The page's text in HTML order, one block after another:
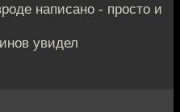
написано - просто и
увидел